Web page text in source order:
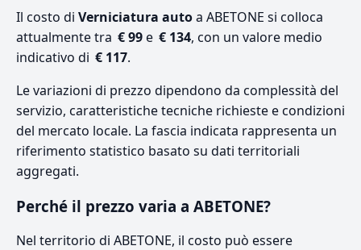
Il costo di Verniciatura autoa ABETONE si colloca
attualmente tra € 99e € 134, con un valore medio
indicativo di € 117.
Le variazioni di prezzo dipendono da complessità del
servizio, caratteristiche tecniche richieste e condizioni
del mercato locale. La fascia indicata rappresenta un
riferimento statistico basato su dati territoriali
aggregati.
Perché il prezzo varia a ABETONE?
Nel territorio di ABETONE, il costo può essere